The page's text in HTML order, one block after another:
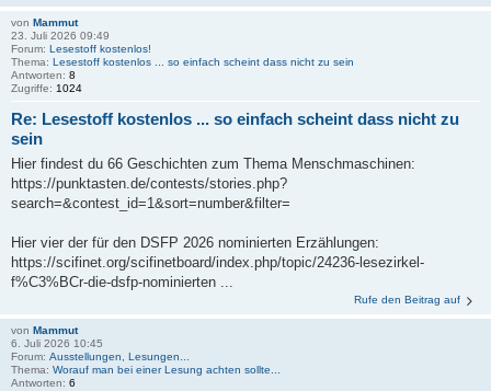
von Mammut
23. Juli 2026 09:49
Forum: Lesestoff kostenlos!
Thema: Lesestoff kostenlos ... so einfach scheint dass nicht zu sein
Antworten: 8
Zugriffe: 1024
Re: Lesestoff kostenlos ... so einfach scheint dass nicht zu
sein
Hier findest du 66 Geschichten zum Thema Menschmaschinen:
https://punktasten.de/contests/stories.php?
search=&contest_id=1&sort=number&filter=
Hier vier der für den DSFP 2026 nominierten Erzählungen:
https://scifinet.org/scifinetboard/index.php/topic/24236-lesezirkel-
f%C3%BCr-die-dsfp-nominierten ...
Rufe den Beitrag auf
von Mammut
6. Juli 2026 10:45
Forum: Ausstellungen, Lesungen...
Thema: Worauf man bei einer Lesung achten sollte...
Antworten: 6